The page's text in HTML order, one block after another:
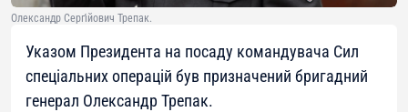
Олександр Сергі́йович Трепак.
Указом Президента на посаду командувача Сил
спеціальних операцій був призначений бригадний
генерал Олександр Трепак.